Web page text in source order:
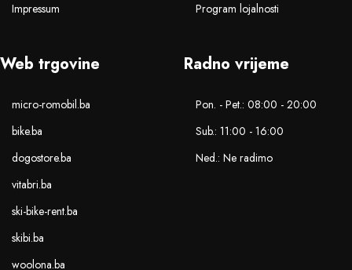
Impressum
Program lojalnosti
Web trgovine
micro-romobil.ba
bike.ba
dogostore.ba
vitabri.ba
ski-bike-rent.ba
skibi.ba
woolona.ba
Radno vrijeme
Pon. - Pet.: 08:00 - 20:00
Sub.: 11:00 - 16:00
Ned.: Ne radimo